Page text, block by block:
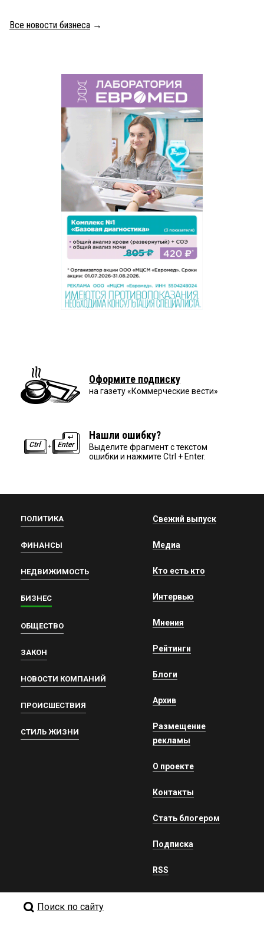
Все новости бизнеса →
Оформите подписку
на газету «Коммерческие вести»
Нашли ошибку?
Выделите фрагмент с текстом
ошибки и нажмите Ctrl + Enter.
ПОЛИТИКА
ФИНАНСЫ
НЕДВИЖИМОСТЬ
БИЗНЕС
ОБЩЕСТВО
ЗАКОН
НОВОСТИ КОМПАНИЙ
ПРОИСШЕСТВИЯ
СТИЛЬ ЖИЗНИ
Свежий выпуск
Медиа
Кто есть кто
Интервью
Мнения
Рейтинги
Блоги
Архив
Размещение
рекламы
О проекте
Контакты
Стать блогером
Подписка
RSS
Поиск по сайту